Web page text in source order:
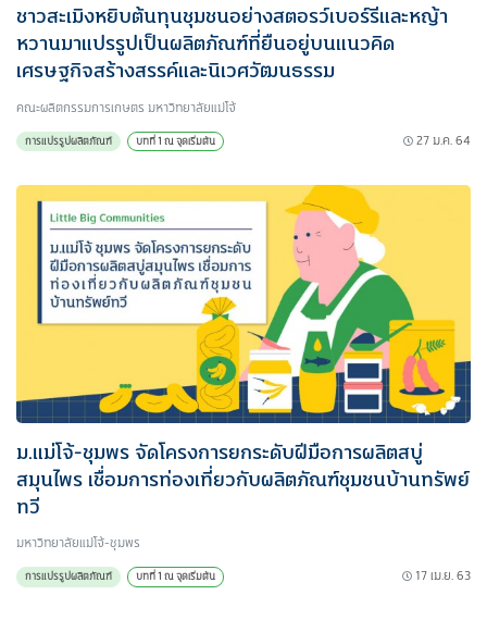
ชาวสะเมิงหยิบต้นทุนชุมชนอย่างสตอรว์เบอร์รีและหญ้า
หวานมาแปรรูปเป็นผลิตภัณฑ์ที่ยืนอยู่บนแนวคิด
เศรษฐกิจสร้างสรรค์และนิเวศวัฒนธรรม
คณะผลิตกรรมการเกษตร มหาวิทยาลัยแม่โจ้
การแปรรูปผลิตภัณฑ์ บทที่ 1 ณ จุดเริ่มต้น 27 ม.ค. 64
ม.แม่โจ้-ชุมพร จัดโครงการยกระดับฝีมือการผลิตสบู่
สมุนไพร เชื่อมการท่องเที่ยวกับผลิตภัณฑ์ชุมชนบ้านทรัพย์
ทวี
มหาวิทยาลัยแม่โจ้-ชุมพร
การแปรรูปผลิตภัณฑ์ บทที่ 1 ณ จุดเริ่มต้น 17 เม.ย. 63